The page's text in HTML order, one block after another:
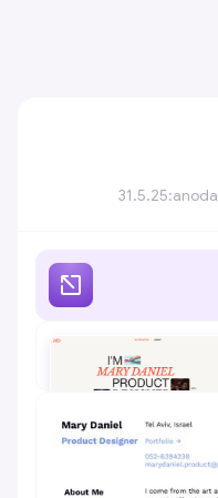
31.5.25
